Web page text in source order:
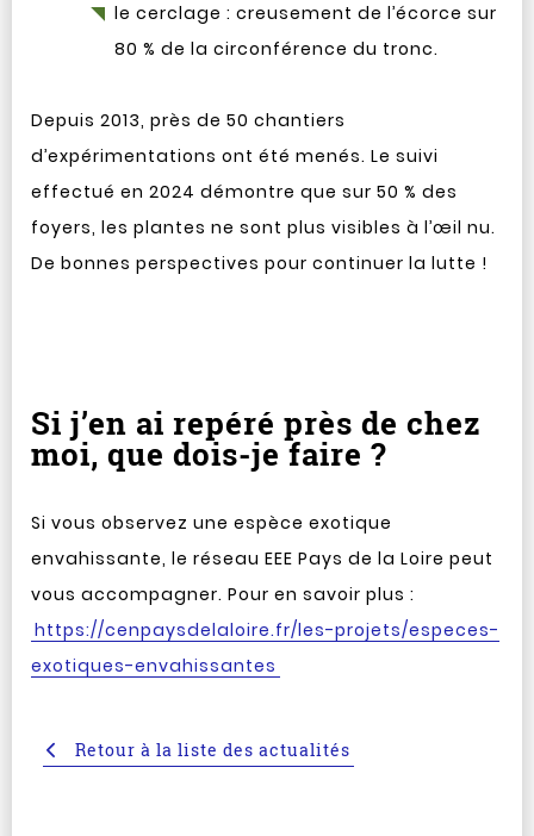
le cerclage : creusement de l’écorce sur
80 % de la circonférence du tronc.
Depuis 2013, près de 50 chantiers
d’expérimentations ont été menés. Le suivi
effectué en 2024 démontre que sur 50 % des
foyers, les plantes ne sont plus visibles à l’œil nu.
De bonnes perspectives pour continuer la lutte !
Si j’en ai repéré près de chez
moi, que dois-je faire ?
Si vous observez une espèce exotique
envahissante, le réseau EEE Pays de la Loire peut
vous accompagner. Pour en savoir plus :
https://cenpaysdelaloire.fr/les-projets/especes-
exotiques-envahissantes
Retour à la liste des actualités